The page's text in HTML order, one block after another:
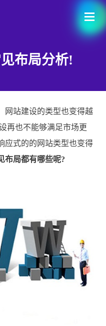
布局分析!
站建设的类型也变得越
再也不能够满足市场更
应式的的网站类型也变得
布局都有哪些呢?